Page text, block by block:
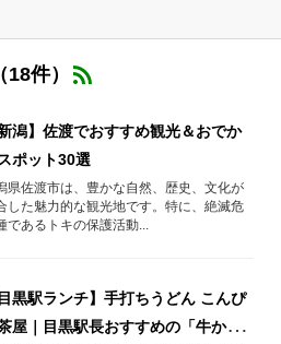
件）
新潟】佐渡でおすすめ観光＆おでか
ポット30選
県佐渡市は、豊かな自然、歴史、文化が
した魅力的な観光地です。特に、絶滅危
であるトキの保護活動...
目黒駅ランチ】手打ちうどん こんぴ
屋｜目黒駅長おすすめの「牛かれ